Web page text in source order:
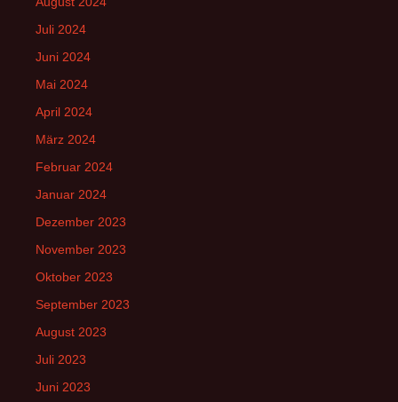
Juli 2024
Juni 2024
Mai 2024
April 2024
März 2024
Februar 2024
Januar 2024
Dezember 2023
November 2023
Oktober 2023
September 2023
August 2023
Juli 2023
Juni 2023